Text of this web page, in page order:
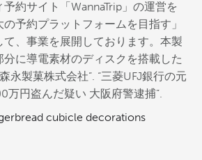
約サイト「WannaTrip」の運営を
予約プラットフォームを目指す」
て、事業を展開しております。本製
に導電素材のディスクを搭載した
永製菓株式会社”. “三菱UFJ銀行の元
万円盗んだ疑い 大阪府警逮捕”.
cubicle decorations